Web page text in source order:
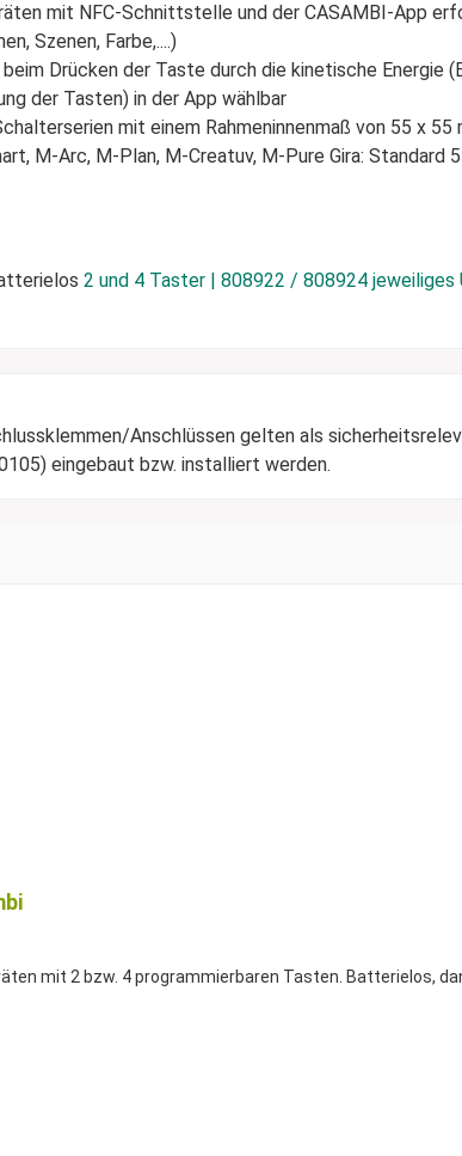
mit NFC-Schnittstelle und der CASAMBI-App
Szenen, Farbe,....)
Drücken der Taste durch die kinetische
der Tasten) in der App wählbar
mit einem Rahmeninnenmaß von 55 x
M-Arc, M-Plan, M-Creatuv, M-Pure Gira: Standard
2 und 4 Taster | 808922 / 808924 jeweiliges
Anschlüssen gelten als
eingebaut bzw. installiert werden.
Ein Wandschalter zur Steuerung von